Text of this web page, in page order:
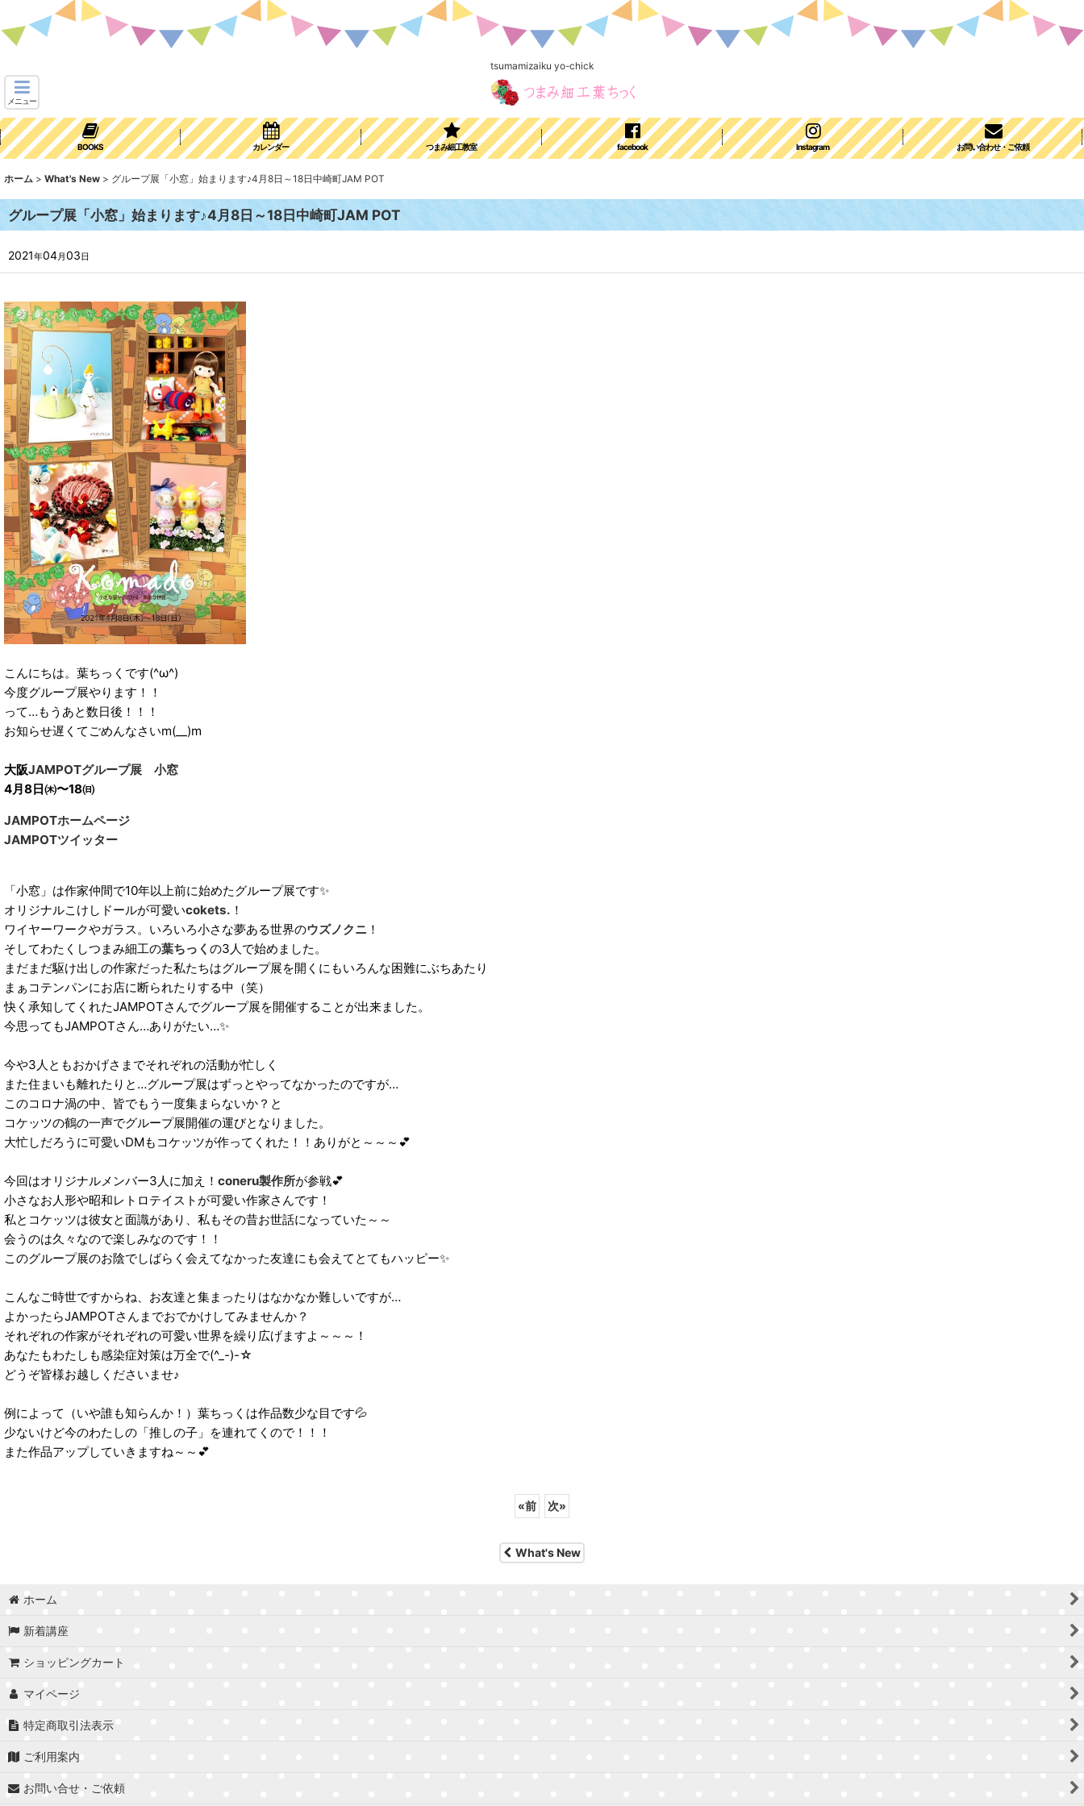
tsumamizaiku yo-chick
メニュー
BOOKS カレンダー つまみ細工教室 facebook Instagram お問い合わせ・ご依頼
ホーム > What's New > グループ展「小窓」始まります♪4月8日～18日中崎町JAM POT
グループ展「小窓」始まります♪4月8日～18日中崎町JAM POT
2021年04月03日
こんにちは。葉ちっくです(^ω^)
今度グループ展やります！！
って…もうあと数日後！！！
お知らせ遅くてごめんなさいm(__)m
大阪JAMPOTグループ展 小窓
4月8日㈭〜18㈰
JAMPOTホームページ
JAMPOTツイッター
「小窓」は作家仲間で10年以上前に始めたグループ展です✨
オリジナルこけしドールが可愛いcokets. ！
ワイヤーワークやガラス。いろいろ小さな夢ある世界のウズノクニ ！
そしてわたくしつまみ細工の葉ちっく の3人で始めました。
まだまだ駆け出しの作家だった私たちはグループ展を開くにもいろんな困難にぶちあたり
まぁコテンパンにお店に断られたりする中（笑）
快く承知してくれたJAMPOTさんでグループ展を開催することが出来ました。
今思ってもJAMPOTさん…ありがたい…✨
今や3人ともおかげさまでそれぞれの活動が忙しく
また住まいも離れたりと…グループ展はずっとやってなかったのですが…
このコロナ渦の中、皆でもう一度集まらないか？と
コケッツの鶴の一声でグループ展開催の運びとなりました。
大忙しだろうに可愛いDMもコケッツが作ってくれた！！ありがと～～～💕
今回はオリジナルメンバー3人に加え！ coneru製作所が参戦💕
小さなお人形や昭和レトロテイストが可愛い作家さんです！
私とコケッツは彼女と面識があり、私もその昔お世話になっていた～～
会うのは久々なので楽しみなのです！！
このグループ展のお陰でしばらく会えてなかった友達にも会えてとてもハッピー✨
こんなご時世ですからね、お友達と集まったりはなかなか難しいですが…
よかったらJAMPOTさんまでおでかけしてみませんか？
それぞれの作家がそれぞれの可愛い世界を繰り広げますよ～～～！
あなたもわたしも感染症対策は万全で(^_-)-☆
どうぞ皆様お越しくださいませ♪
例によって（いや誰も知らんか！）葉ちっくは作品数少な目です💦
少ないけど今のわたしの「推しの子」を連れてくので！！！
また作品アップしていきますね～～💕
«前 次»
What's New
ホーム
新着講座
ショッピングカート
マイページ
特定商取引法表示
ご利用案内
お問い合せ・ご依頼